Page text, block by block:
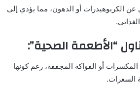
عن الكربوهيدرات أو الدهون، مما يؤدي إلى
أو الفواكه المجففة، رغم كونها
السعرات.